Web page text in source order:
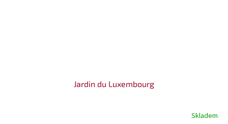
Jardin du Luxembourg
Skladem